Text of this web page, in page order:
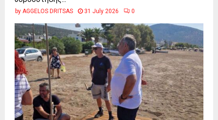
by AGGELOS DRITSAS 31 July 2026 0